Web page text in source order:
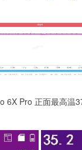
6X Pro 正面最高